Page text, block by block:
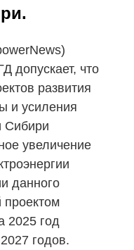
допускает, что
развития
и усиления
Сибири
увеличение
данного
проектом
2025 год
годов.